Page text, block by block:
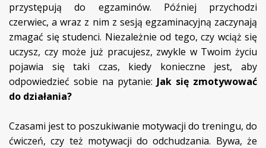
przystępują do egzaminów. Później przychodzi
czerwiec, a wraz z nim z sesją egzaminacyjną zaczynają
zmagać się studenci. Niezależnie od tego, czy wciąż się
uczysz, czy może już pracujesz, zwykle w Twoim życiu
pojawia się taki czas, kiedy konieczne jest, aby
odpowiedzieć sobie na pytanie: Jak się zmotywować
do działania?
Czasami jest to poszukiwanie motywacji do treningu, do
ćwiczeń, czy też motywacji do odchudzania. Bywa, że